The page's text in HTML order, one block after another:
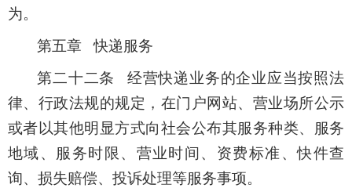
为。
第五章 快递服务
第二十二条 经营快递业务的企业应当按照法
律、行政法规的规定，在门户网站、营业场所公示
或者以其他明显方式向社会公布其服务种类、服务
地域、服务时限、营业时间、资费标准、快件查
询、损失赔偿、投诉处理等服务事项。